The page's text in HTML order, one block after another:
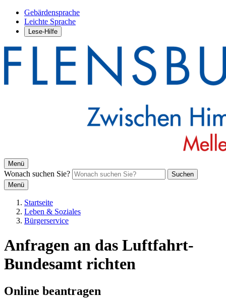
Gebärdensprache
Leichte Sprache
Lese-Hilfe
Menü
Wonach suchen Sie?
Suchen
Menü
Startseite
Leben & Soziales
Bürgerservice
Anfragen an das Luftfahrt-
Bundesamt richten
Online beantragen